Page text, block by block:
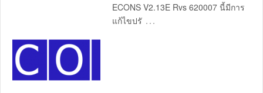
ECONS V2.13E Rvs 620007 นี้มีการ
แก้ไขปรั …